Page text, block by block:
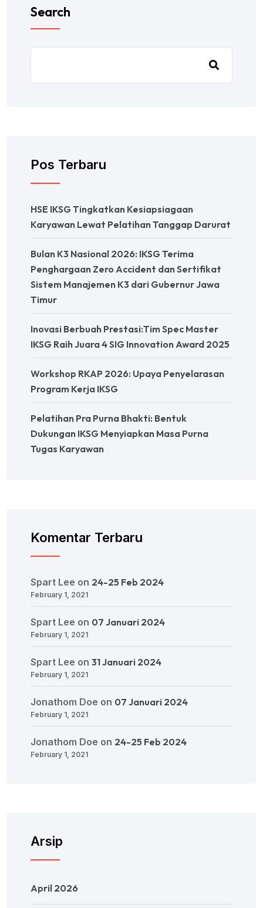
Search
Pos Terbaru
HSE IKSG Tingkatkan Kesiapsiagaan
Karyawan Lewat Pelatihan Tanggap Darurat
Bulan K3 Nasional 2026: IKSG Terima
Penghargaan Zero Accident dan Sertifikat
Sistem Manajemen K3 dari Gubernur Jawa
Timur
Inovasi Berbuah Prestasi:Tim Spec Master
IKSG Raih Juara 4 SIG Innovation Award 2025
Workshop RKAP 2026: Upaya Penyelarasan
Program Kerja IKSG
Pelatihan Pra Purna Bhakti: Bentuk
Dukungan IKSG Menyiapkan Masa Purna
Tugas Karyawan
Komentar Terbaru
Spart Lee on 24-25 Feb 2024
February 1, 2021
Spart Lee on 07 Januari 2024
February 1, 2021
Spart Lee on 31 Januari 2024
February 1, 2021
Jonathom Doe on 07 Januari 2024
February 1, 2021
Jonathom Doe on 24-25 Feb 2024
February 1, 2021
Arsip
April 2026